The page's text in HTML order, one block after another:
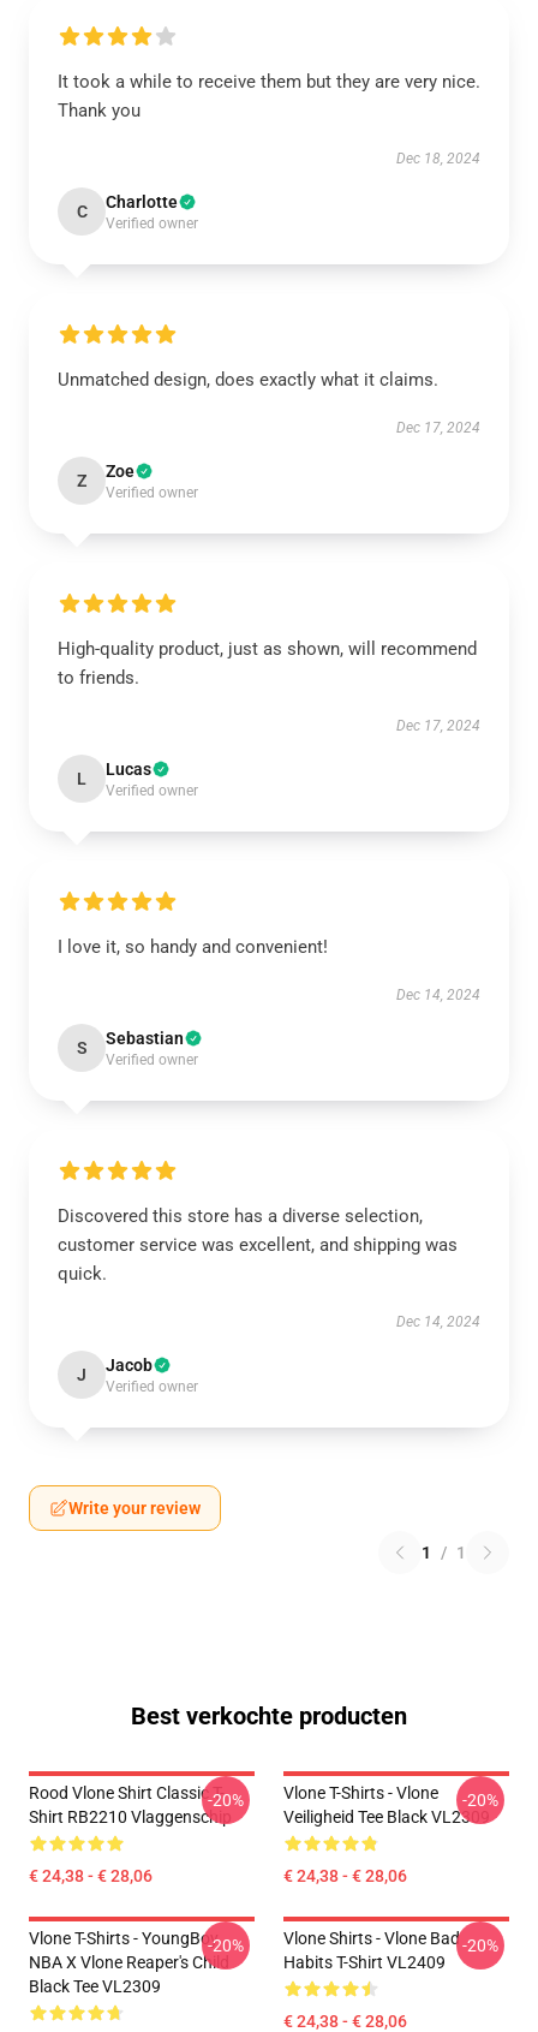
It took a while to receive them but they are very nice.
Thank you
Dec 18, 2024
C Charlotte
Verified owner
Unmatched design, does exactly what it claims.
Dec 17, 2024
Z Zoe
Verified owner
High-quality product, just as shown, will recommend
to friends.
Dec 17, 2024
L Lucas
Verified owner
I love it, so handy and convenient!
Dec 14, 2024
S Sebastian
Verified owner
Discovered this store has a diverse selection,
customer service was excellent, and shipping was
quick.
Dec 14, 2024
J Jacob
Verified owner
Write your review
1 / 1
Best verkochte producten
Rood Vlone Shirt Classic T-
Shirt RB2210 Vlaggenschip
€ 24,38 - € 28,06
-20%
Vlone T-Shirts - Vlone
Veiligheid Tee Black VL2309
€ 24,38 - € 28,06
-20%
Vlone T-Shirts - YoungBoy
NBA X Vlone Reaper's Child
Black Tee VL2309
-20%
Vlone Shirts - Vlone Bad
Habits T-Shirt VL2409
€ 24,38 - € 28,06
-20%